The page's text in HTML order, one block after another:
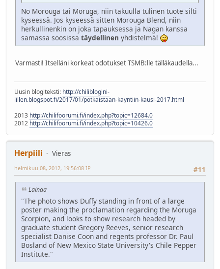
No Morouga tai Moruga, niin takuulla tulinen tuote silti
kyseessä. Jos kyseessä sitten Morouga Blend, niin
herkullinenkin on joka tapauksessa ja Nagan kanssa
samassa soosissa täydellinen yhdistelmä!
Varmasti! Itselläni korkeat odotukset TSMB:lle tälläkaudella...
Uusin blogiteksti: http://chiliblogini-
lillen.blogspot.fi/2017/01/potkaistaan-kayntiin-kausi-2017.html
2013 http://chilifoorumi.fi/index.php?topic=12684.0
2012 http://chilifoorumi.fi/index.php?topic=10426.0
Herpiili
Vieras
#11
helmikuu 08, 2012, 19:56:08 IP
Lainaa
‎"The photo shows Duffy standing in front of a large
poster making the proclamation regarding the Moruga
Scorpion, and looks to show research headed by
graduate student Gregory Reeves, senior research
specialist Danise Coon and regents professor Dr. Paul
Bosland of New Mexico State University's Chile Pepper
Institute."